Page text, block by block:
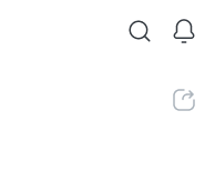
커뮤니티
검색
알림
공유하기